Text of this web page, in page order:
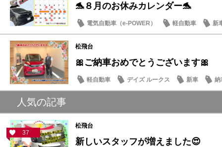
🐬８月のお休みカレンダー🐬
電気自動車（e-POWER） 軽自動車
新
日産のお店
松飛台
🎀ご納車おめでとうございます🎀
軽自動車 デイズ ルークス 新車 納
人気の記事
37
松飛台
新しいスタッフが増えました😍